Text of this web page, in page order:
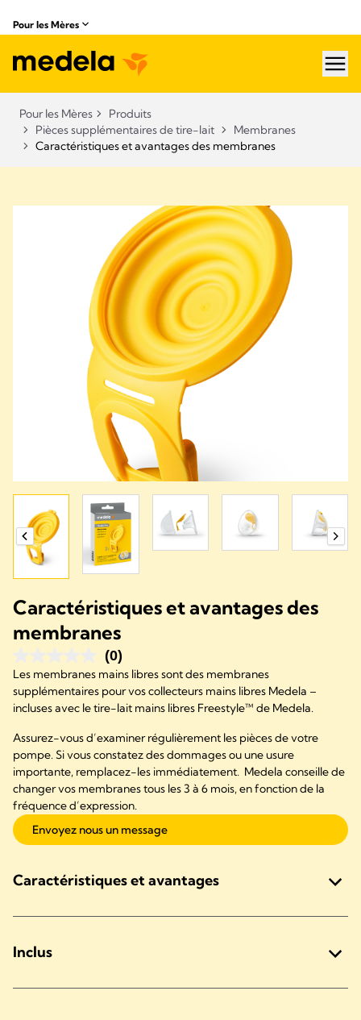
Pour les Mères
Pour les Mères
Produits
Pièces supplémentaires de tire-lait
Membranes
Caractéristiques et avantages des membranes
Caractéristiques et avantages des
membranes
(0)
Les membranes mains libres sont des membranes
supplémentaires pour vos collecteurs mains libres Medela –
incluses avec le tire-lait mains libres Freestyle™ de Medela.
Assurez-vous d’examiner régulièrement les pièces de votre
pompe. Si vous constatez des dommages ou une usure
importante, remplacez-les immédiatement. Medela conseille de
changer vos membranes tous les 3 à 6 mois, en fonction de la
fréquence d’expression.
Envoyez nous un message
Caractéristiques et avantages
Inclus